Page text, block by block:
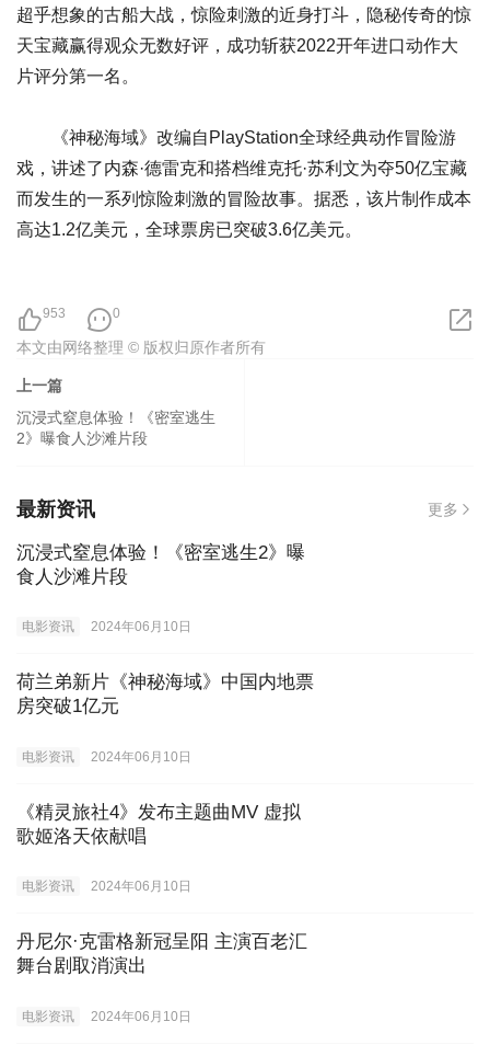
超乎想象的古船大战，惊险刺激的近身打斗，隐秘传奇的惊
天宝藏赢得观众无数好评，成功斩获2022开年进口动作大
片评分第一名。
《神秘海域》改编自PlayStation全球经典动作冒险游
戏，讲述了内森·德雷克和搭档维克托·苏利文为夺50亿宝藏
而发生的一系列惊险刺激的冒险故事。据悉，该片制作成本
高达1.2亿美元，全球票房已突破3.6亿美元。
953 0
本文由网络整理 © 版权归原作者所有
上一篇
沉浸式窒息体验！《密室逃生
2》曝食人沙滩片段
最新资讯 更多
沉浸式窒息体验！《密室逃生2》曝
食人沙滩片段
电影资讯 2024年06月10日
荷兰弟新片《神秘海域》中国内地票
房突破1亿元
电影资讯 2024年06月10日
《精灵旅社4》发布主题曲MV 虚拟
歌姬洛天依献唱
电影资讯 2024年06月10日
丹尼尔·克雷格新冠呈阳 主演百老汇
舞台剧取消演出
电影资讯 2024年06月10日